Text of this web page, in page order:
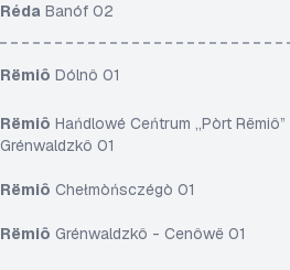
Réda Banóf 02
Rëmiô Dólnô 01
Rëmiô Hańdlowé Ceńtrum „Pòrt
Grénwaldzkô 01
Rëmiô Chełmòńsczégò 01
Rëmiô Grénwaldzkô - Cenôwë 01